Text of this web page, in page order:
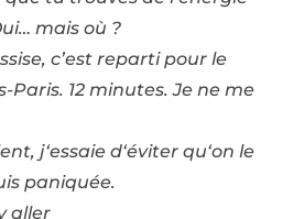
mais où ?
c’est reparti pour le
Paris. 12 minutes. Je ne me
j‘essaie d‘éviter qu‘on le
paniquée.
aller